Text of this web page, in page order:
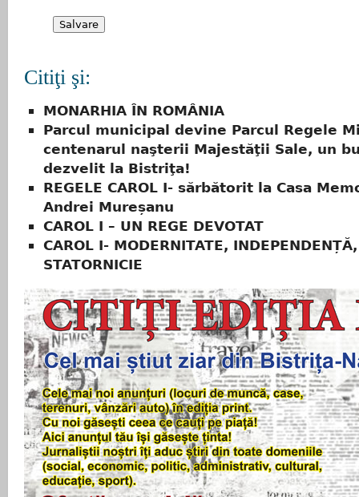
Citiţi şi:
MONARHIA ÎN ROMÂNIA
Parcul municipal devine Parcul Regele
centenarul naşterii Majestăţii Sale, un
dezvelit la Bistriţa!
REGELE CAROL I- sărbătorit la Casa
Andrei Mureșanu
CAROL I – UN REGE DEVOTAT
CAROL I- MODERNITATE, INDEPENDENȚĂ,
STATORNICIE